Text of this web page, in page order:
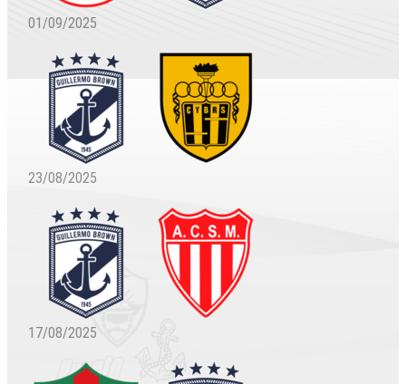
01/09/2025
23/08/2025
17/08/2025